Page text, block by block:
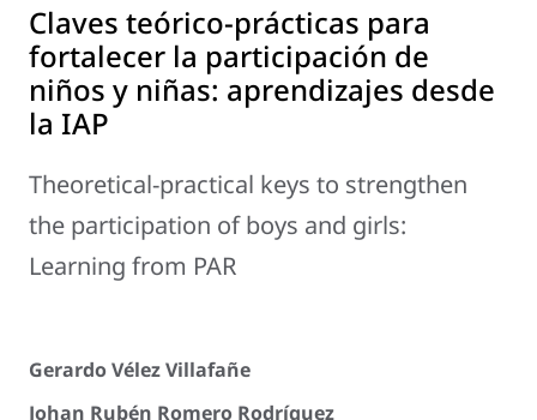
Claves teórico-prácticas para
fortalecer la participación de
niños y niñas: aprendizajes desde
la IAP
Theoretical-practical keys to strengthen
the participation of boys and girls:
Learning from PAR
Gerardo Vélez Villafañe
Johan Rubén Romero Rodríguez